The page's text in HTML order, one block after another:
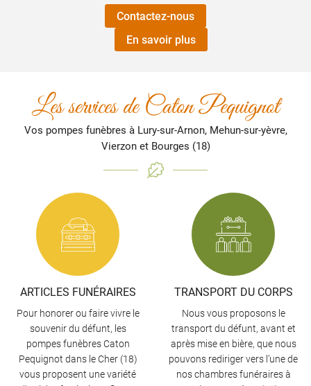
Contactez-nous
En savoir plus
Les services de Caton Pequignot
Vos pompes funèbres à Lury-sur-Arnon, Mehun-sur-yèvre,
Vierzon et Bourges (18)
ARTICLES FUNÉRAIRES
Pour honorer ou faire vivre le
souvenir du défunt, les
pompes funèbres Caton
Pequignot dans le Cher (18)
vous proposent une variété
TRANSPORT DU CORPS
Nous vous proposons le
transport du défunt, avant et
après mise en bière, que nous
pouvons rediriger vers l’une de
nos chambres funéraires à